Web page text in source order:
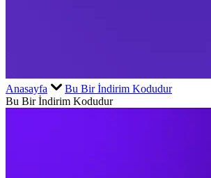
Anasayfa
Bu Bir İndirim Kodudur
Bu Bir İndirim Kodudur